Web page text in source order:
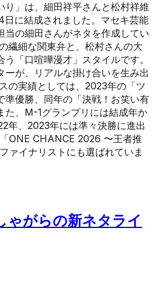
り」は、細田祥平さんと松村祥維
日に結成されました。マセキ芸能
当の細田さんがネタを作成してい
繊細な関東弁と、松村さんの大
「口喧嘩漫才」スタイルです。
ーが、リアルな掛け合いを生み出
の実績としては、2023年の「ツ
準優勝、同年の「決戦！お笑い有
た、M-1グランプリには結成年か
年、2023年には準々決勝に進出
ONE CHANCE 2026 〜王者推
ァイナリストにも選ばれていま
ゃがらの新ネタライ